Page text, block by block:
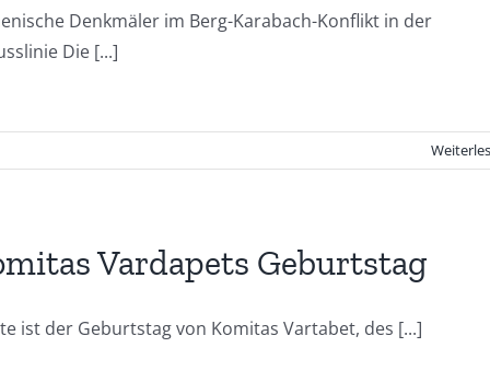
Denkmäler im Berg-Karabach-Konflikt in der
Die [...]
Vardapets Geburtstag
ist der Geburtstag von Komitas Vartabet, des [...]